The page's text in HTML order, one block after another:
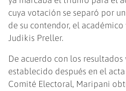
cuya votación se separó por
de su contendor, el
Judikis Preller.
De acuerdo con los
establecido después en el
Comité Electoral, Maripani